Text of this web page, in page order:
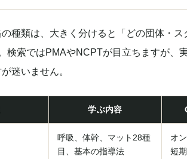
の種類は、大きく分けると「どの団体・
検索ではPMAやNCPTが目立ちますが、
迷いません。
学ぶ内容
呼吸、体幹、マット28種
目、基本の指導法
オ
短